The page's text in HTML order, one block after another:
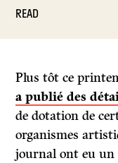
READ
Plus tôt ce
a publié des
de dotation de
organismes
journal ont eu un